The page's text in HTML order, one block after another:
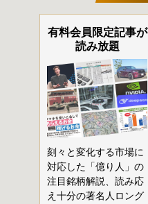
有料会員限定記事が
読み放題
刻々と変化する市場に
対応した「億り人」の
注目銘柄解説、読み応
え十分の著名人ロング